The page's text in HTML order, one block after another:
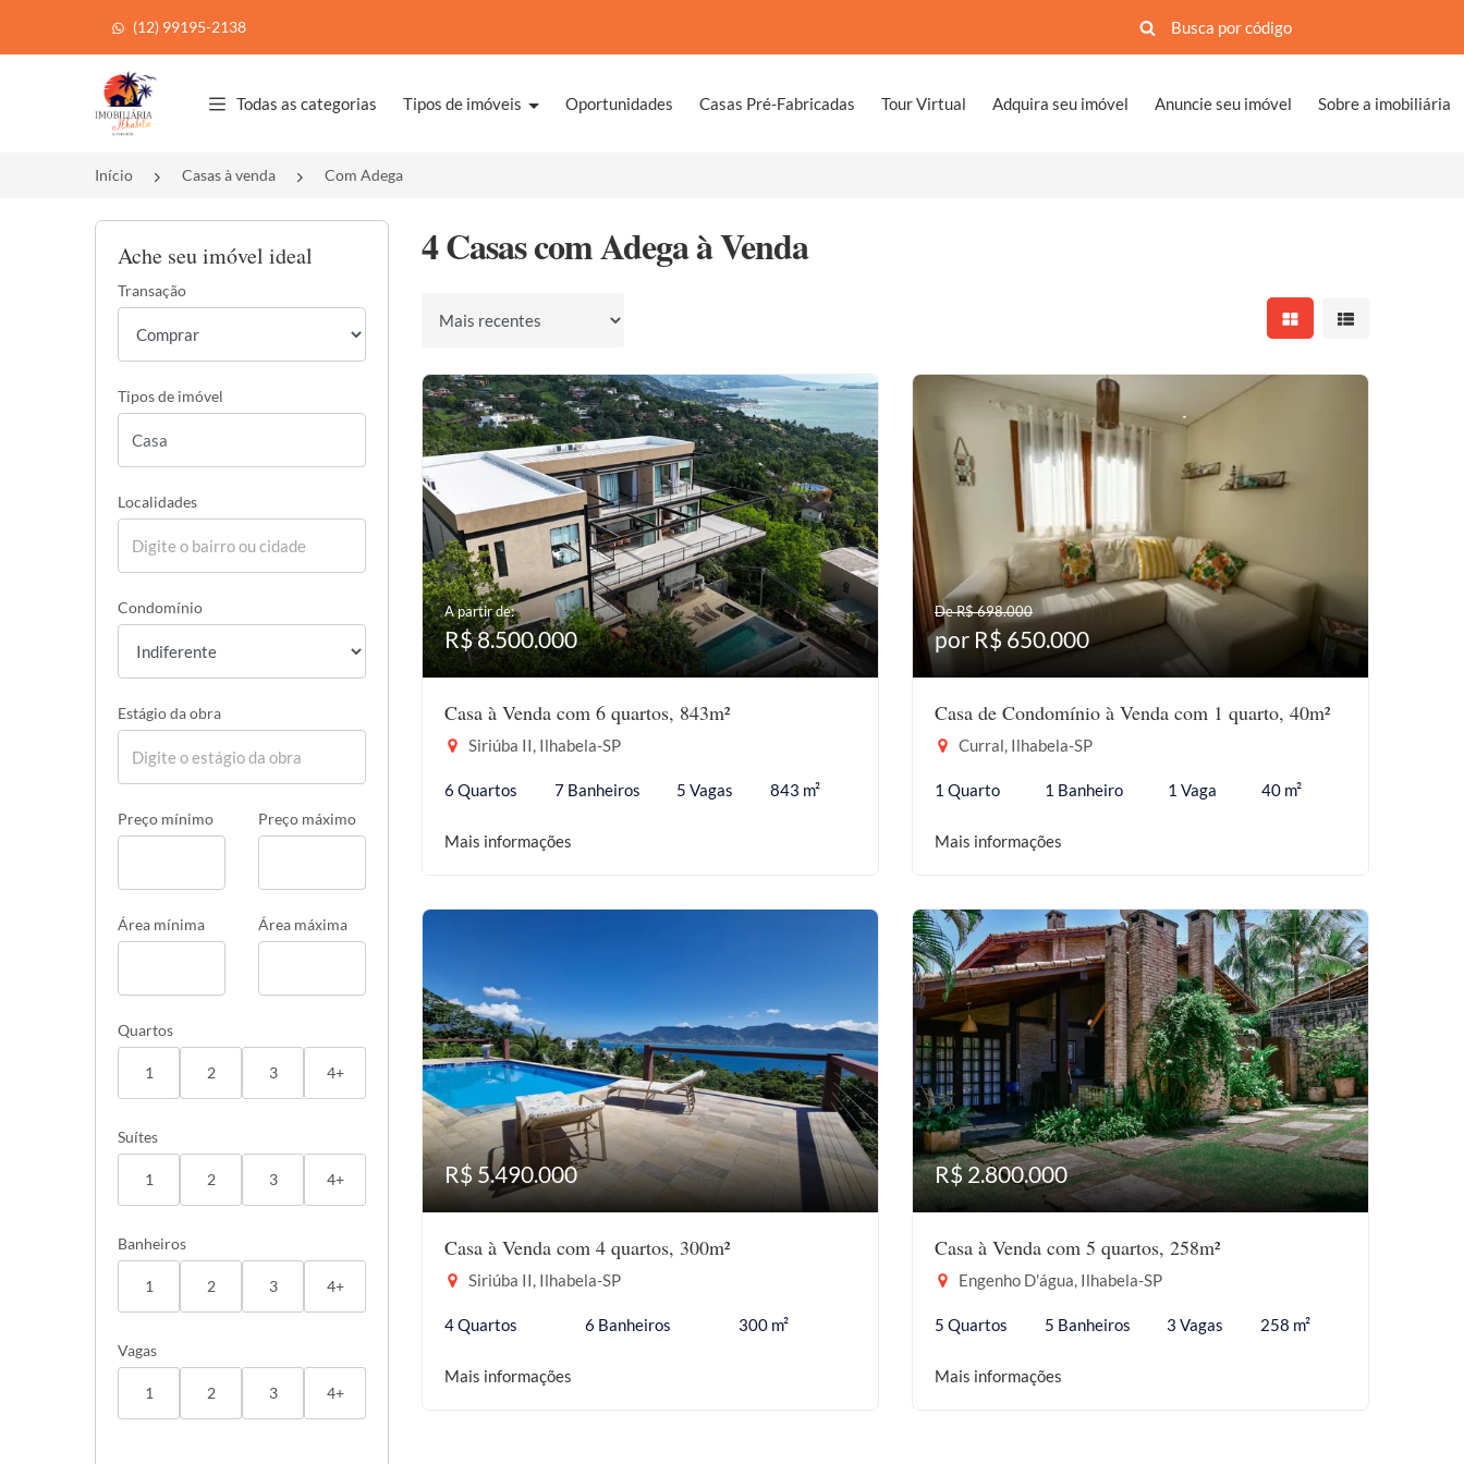
(12) 99195-2138
Página inicial
Todas as categorias Tipos de imóveis Oportunidades Casas Pré-Fabricadas Tour Virtual Adquira seu imóvel Anuncie seu imóvel Sobre a imobiliária
Início Casas à venda Com Adega
Ache seu imóvel ideal
Transação
Tipos de imóvel
Localidades
Condomínio
Estágio da obra
Preço mínimo Preço máximo
Área mínima Área máxima
Quartos
1 2 3 4+
Suítes
1 2 3 4+
Banheiros
1 2 3 4+
Vagas
1 2 3 4+
4 Casas com Adega à Venda
Ordenar por Mostrar resultados em
Mostrar
A partir de:
R$ 8.500.000
Casa à Venda com 6 quartos, 843m²
Siriúba II, Ilhabela-SP
6 Quartos 7 Banheiros 5 Vagas 843 m²
Mais informações
De R$ 698.000
por R$ 650.000
Casa de Condomínio à Venda com 1 quarto, 40m²
Curral, Ilhabela-SP
1 Quarto 1 Banheiro 1 Vaga 40 m²
Mais informações
R$ 5.490.000
Casa à Venda com 4 quartos, 300m²
Siriúba II, Ilhabela-SP
4 Quartos 6 Banheiros 300 m²
Mais informações
R$ 2.800.000
Casa à Venda com 5 quartos, 258m²
Engenho D'água, Ilhabela-SP
5 Quartos 5 Banheiros 3 Vagas 258 m²
Mais informações